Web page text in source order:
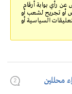
عن رأي بوابة أرقام
أو تجريح لشعب أو
السياسية أو
محللين
2